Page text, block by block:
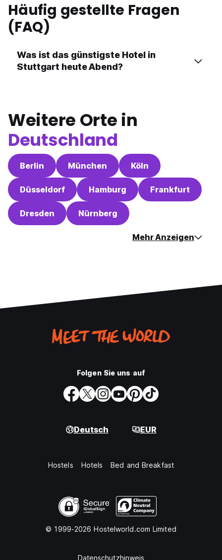
Häufig gestellte Fragen
(FAQ)
Was ist das günstigste Hotel in
Stuttgart heute Abend?
Weitere Orte in
Deutschland
Berlin München Köln
Düsseldorf Hamburg Frankfurt
Dresden Nürnberg
Mehr Anzeigen
Folgen Sie uns auf
Deutsch EUR
Hostels Hotels Bed and Breakfast
© 1999-2026 Hostelworld.com Limited
Datenschutzhinweis